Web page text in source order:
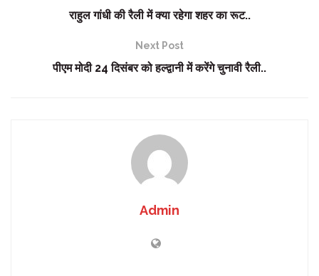
राहुल गांधी की रैली में क्या रहेगा शहर का रूट..
Next Post
पीएम मोदी 24 दिसंबर को हल्द्वानी में करेंगे चुनावी रैली..
Admin